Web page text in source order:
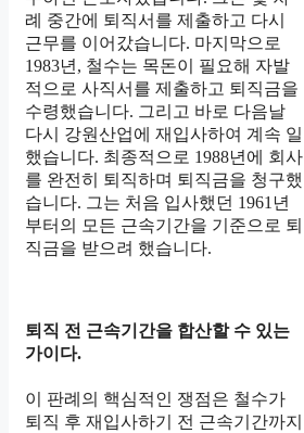
례 중간에 퇴직서를 제출하고 다시
근무를 이어갔습니다. 마지막으로
1983년, 철수는 목돈이 필요해 자발
적으로 사직서를 제출하고 퇴직금을
수령했습니다. 그리고 바로 다음날
다시 강원산업에 재입사하여 계속 일
했습니다. 최종적으로 1988년에 회사
를 완전히 퇴직하며 퇴직금을 청구했
습니다. 그는 처음 입사했던 1961년
부터의 모든 근속기간을 기준으로 퇴
직금을 받으려 했습니다.
퇴직 전 근속기간을 합산할 수 있는
가이다.
이 판례의 핵심적인 쟁점은 철수가
퇴직 후 재입사하기 전 근속기간까지